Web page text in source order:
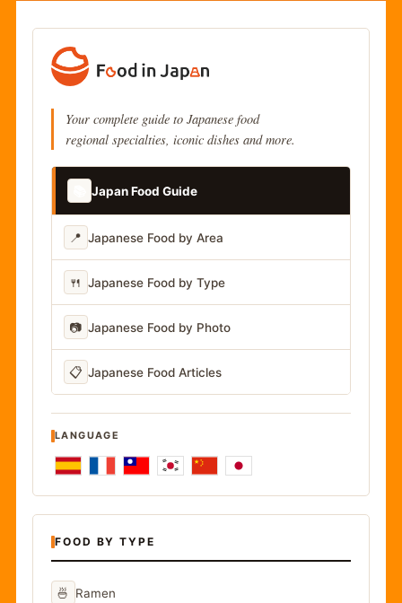
Your complete guide to Japanese food
regional specialties, iconic dishes and more.
Japan Food Guide
📍 Japanese Food by Area
🍴 Japanese Food by Type
📷 Japanese Food by Photo
📋 Japanese Food Articles
LANGUAGE
FOOD BY TYPE
🍜 Ramen